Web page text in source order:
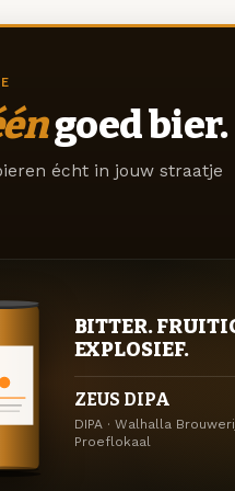
goed bier.
écht in jouw straatje
BITTER.
EXPLOSIEF.
ZEUS DIPA
DIPA · Walhalla
Proeflokaal